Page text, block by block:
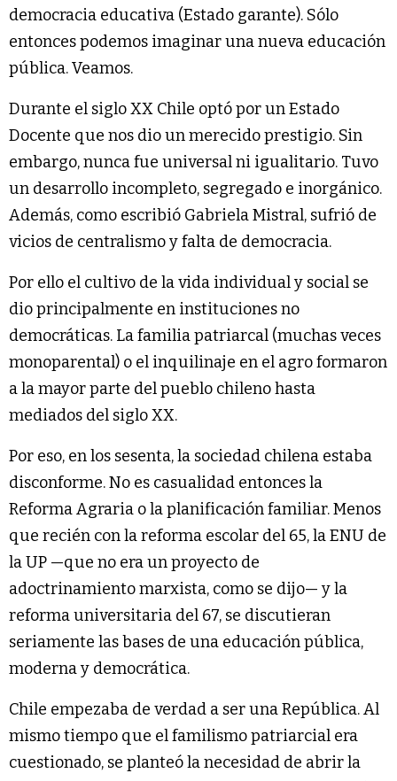
democracia educativa (Estado garante). Sólo
entonces podemos imaginar una nueva educación
pública. Veamos.
Durante el siglo XX Chile optó por un Estado
Docente que nos dio un merecido prestigio. Sin
embargo, nunca fue universal ni igualitario. Tuvo
un desarrollo incompleto, segregado e inorgánico.
Además, como escribió Gabriela Mistral, sufrió de
vicios de centralismo y falta de democracia.
Por ello el cultivo de la vida individual y social se
dio principalmente en instituciones no
democráticas. La familia patriarcal (muchas veces
monoparental) o el inquilinaje en el agro formaron
a la mayor parte del pueblo chileno hasta
mediados del siglo XX.
Por eso, en los sesenta, la sociedad chilena estaba
disconforme. No es casualidad entonces la
Reforma Agraria o la planificación familiar. Menos
que recién con la reforma escolar del 65, la ENU de
la UP —que no era un proyecto de
adoctrinamiento marxista, como se dijo— y la
reforma universitaria del 67, se discutieran
seriamente las bases de una educación pública,
moderna y democrática.
Chile empezaba de verdad a ser una República. Al
mismo tiempo que el familismo patriarcial era
cuestionado, se planteó la necesidad de abrir la